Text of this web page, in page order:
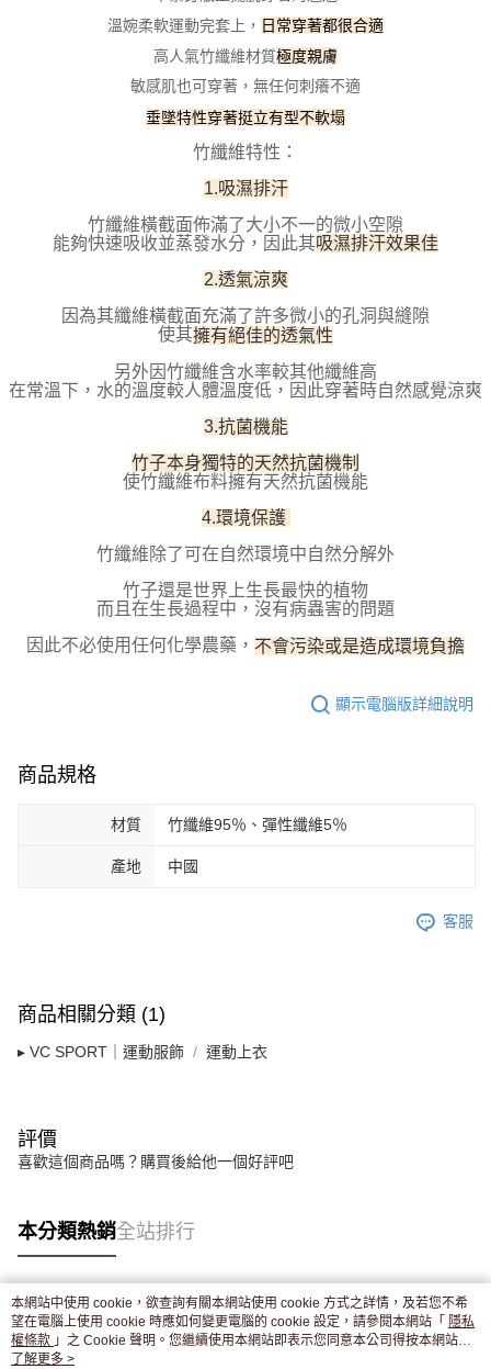
ATM／網路銀行／等多元方式進行付款，方視為交易完成。
※ 請注意：結帳手續完成當下不需立刻繳費，但若您需要取消訂單，請聯絡
購買商品的店家。未經商家同意取消之訂單仍視為有效，需透過AFTEE先享
後付繳納相關費用。
※ 交易是否成功請以「AFTEE先享後付 」之結帳頁面顯示為準，若有關於
是否繳費成功／繳費後需取消欲退款等相關疑問，請聯繫「AFTEE先享後付
１．透過由恩沛科技股份有限公司提供之「AFTEE先享後付」服務完成之交
易，需依本服務之必要範圍內提供個人資料，並將交易相關給付款項請求債
權轉讓予恩沛科技股份有限公司。
２．關於個人資料處理事宜，請瀏覽以下網址：
「AFTEE先享後付」，若未經同意申辦者引起之損失，本公司不負相關責
時審查核予不同之上限額度；若仍有額度不足之情形，本公司將視審查結果
請求用戶進行身份認證。
恩沛科技股份有限公司將有權停止該用戶之使用額度並採取法律行動。
7-11取貨付款
每筆NT$100，滿NT$800(含以上)免運費
每筆NT$100，滿NT$800(含以上)免運費
每筆NT$100，滿NT$800(含以上)免運費
海外宅配 查看運費
溫婉柔軟運動完套上， 日常穿著都很合適
高人氣竹纖維材質極度親膚
敏感肌也可穿著，無任何刺癢不適
垂墜特性穿著挺立有型不軟塌
竹纖維特性：
1.吸濕排汗
竹纖維橫截面佈滿了大小不一的微小空隙
能夠快速吸收並蒸發水分，因此其吸濕排汗效果佳
2.透氣涼爽
因為其纖維橫截面充滿了許多微小的孔洞與縫隙
使其擁有絕佳的透氣性
另外因竹纖維含水率較其他纖維高
在常溫下，水的溫度較人體溫度低，因此穿著時自然感覺涼爽
3.抗菌機能
竹子本身獨特的天然抗菌機制
使竹纖維布料擁有天然抗菌機能
4.環境保護
竹纖維除了可在自然環境中自然分解外
竹子還是世界上生長最快的植物
而且在生長過程中，沒有病蟲害的問題
因此不必使用任何化學農藥， 不會污染或是造成環境負擔
顯示電腦版詳細說明
商品規格
材質 竹纖維95％、彈性纖維5％
產地 中國
客服
商品相關分類 (1)
▸ VC SPORT｜運動服飾 運動上衣
評價
喜歡這個商品嗎？購買後給他一個好評吧
本分類熱銷全站排行
熱門標籤
本網站中使用 cookie，欲查詢有關本網站使用 cookie 方式之詳情，及若您不希
望在電腦上使用 cookie 時應如何變更電腦的 cookie 設定，請參閱本網站「 隱私
權條款 」之 Cookie 聲明。您繼續使用本網站即表示您同意本公司得按本網站使
用條款之 Cookie 聲明使用 cookie。
了解更多 >